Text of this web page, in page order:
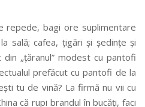
repede, bagi ore suplimentare
sală; cafea, țigări și ședințe și
„țăranul” modest cu pantofi
prefăcut cu pantofi de la
tu de vină? La firmă nu vii cu
că rupi brandul în bucăți, faci